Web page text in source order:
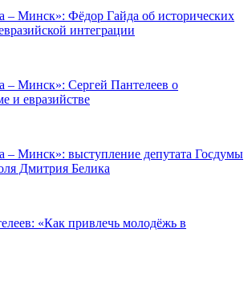
– Минск»: Фёдор Гайда об исторических
интеграции
– Минск»: Сергей Пантелеев о
и евразийстве
– Минск»: выступление депутата Госдумы
Дмитрия Белика
«Как привлечь молодёжь в